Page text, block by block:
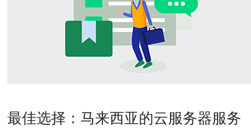
最佳选择：马来西亚的云服务器服务